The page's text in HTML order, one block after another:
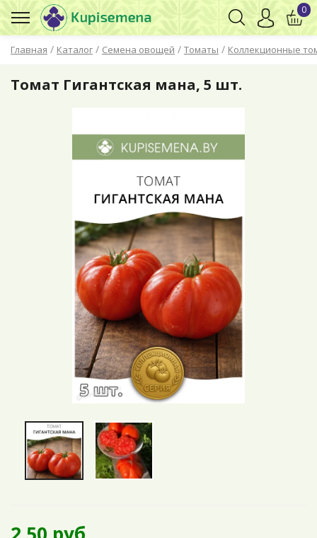
Главная / Каталог / Семена овощей / Томаты / Коллекционные
0
Томат Гигантская мана, 5 шт.